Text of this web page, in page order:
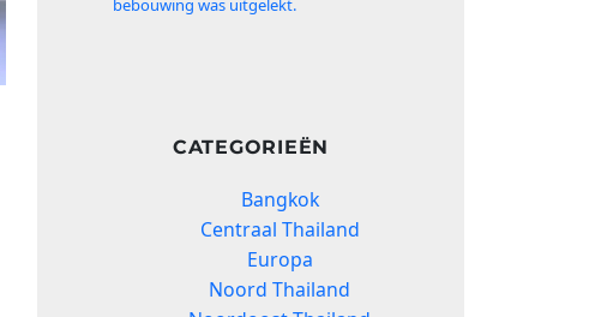
bebouwing was uitgelekt.
CATEGORIEËN
Bangkok
Centraal Thailand
Europa
Noord Thailand